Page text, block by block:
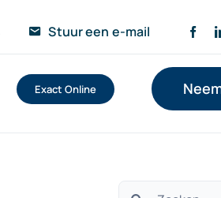
Stuur een e-mail
Exact Online
Zoeken